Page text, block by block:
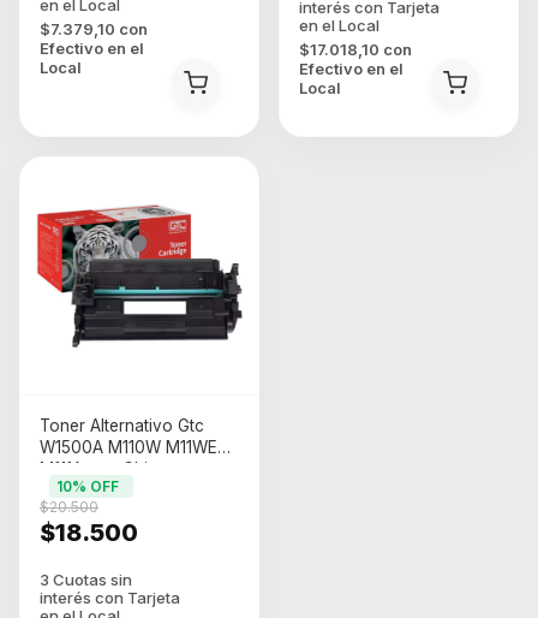
$7.379,10 con
Efectivo en el
Local
$17.018,10 con
Efectivo en el
Local
Toner Alternativo Gtc
W1500A M110W M11WE
M111A con Chip
$18.500
$20.500
10% OFF